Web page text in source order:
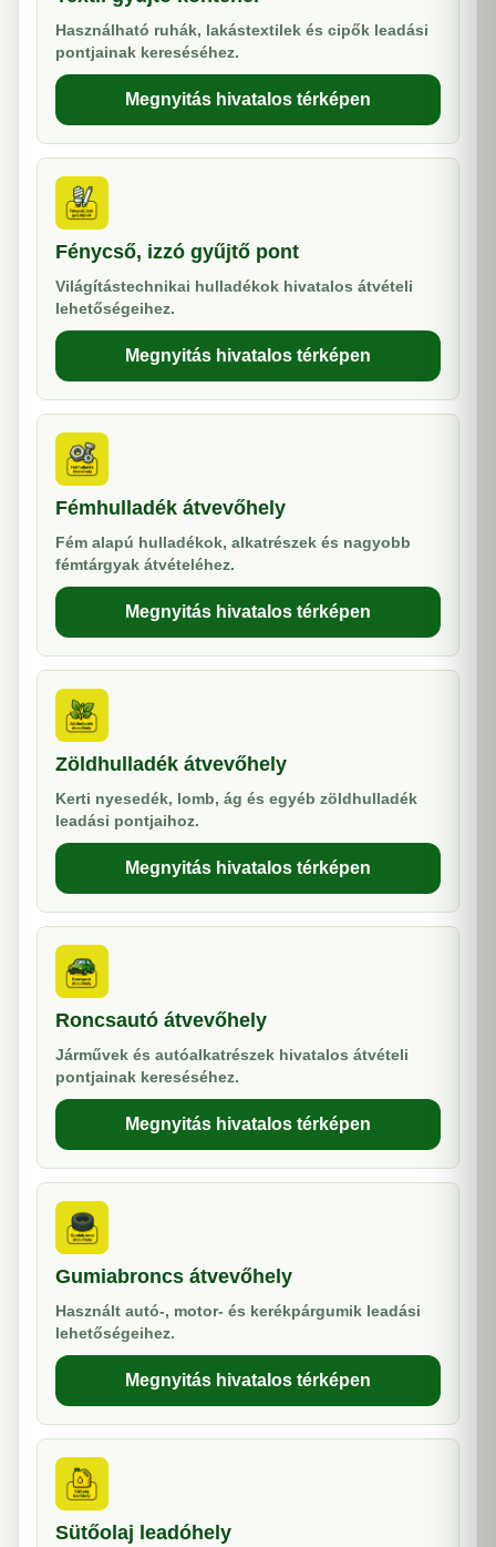
Használható ruhák, lakástextilek és cipők leadási
pontjainak kereséséhez.
Megnyitás hivatalos térképen
Fénycső, izzó gyűjtő pont
Világítástechnikai hulladékok hivatalos átvételi
lehetőségeihez.
Megnyitás hivatalos térképen
Fémhulladék átvevőhely
Fém alapú hulladékok, alkatrészek és nagyobb
fémtárgyak átvételéhez.
Megnyitás hivatalos térképen
Zöldhulladék átvevőhely
Kerti nyesedék, lomb, ág és egyéb zöldhulladék
leadási pontjaihoz.
Megnyitás hivatalos térképen
Roncsautó átvevőhely
Járművek és autóalkatrészek hivatalos átvételi
pontjainak kereséséhez.
Megnyitás hivatalos térképen
Gumiabroncs átvevőhely
Használt autó-, motor- és kerékpárgumik leadási
lehetőségeihez.
Megnyitás hivatalos térképen
Sütőolaj leadóhely